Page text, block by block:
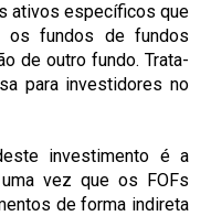
ativos específicos que
os fundos de fundos
de outro fundo. Trata-
para investidores no
investimento é a
vez que os FOFs
de forma indireta